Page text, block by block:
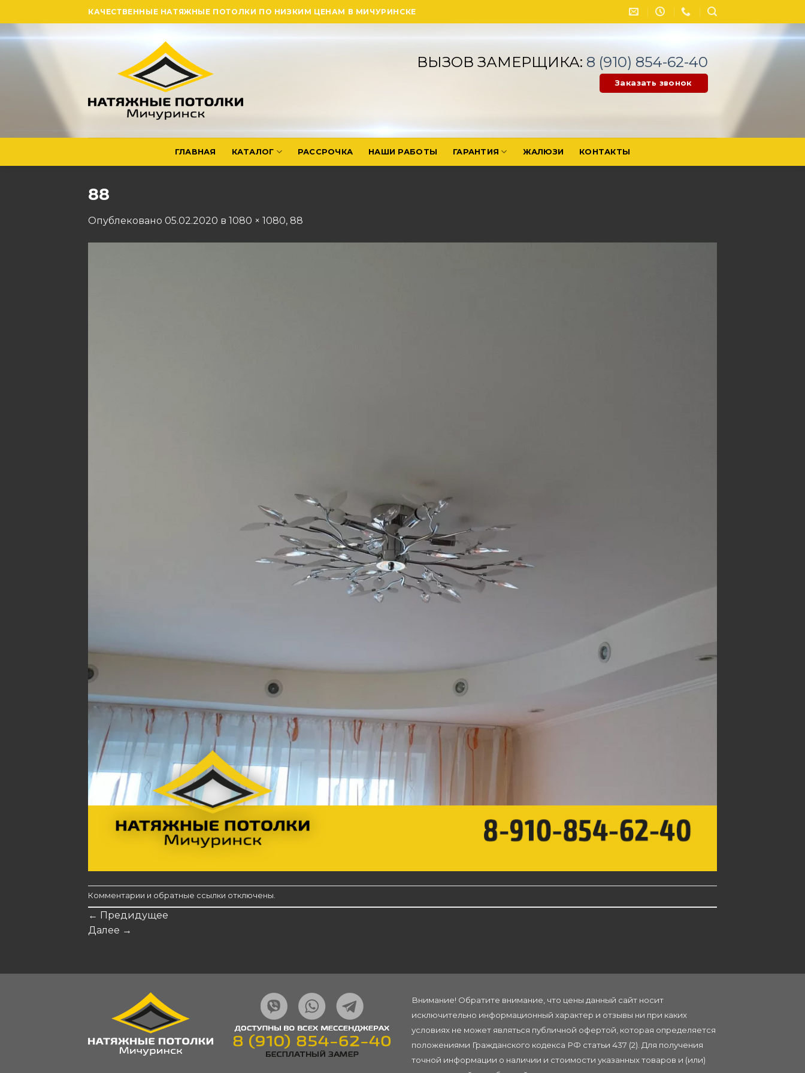
to
content
КАЧЕСТВЕННЫЕ НАТЯЖНЫЕ ПОТОЛКИ ПО НИЗКИМ ЦЕНАМ В МИЧУРИНСКЕ
ВЫЗОВ ЗАМЕРЩИКА: 8 (910) 854-62-40
Заказать звонок
ГЛАВНАЯ КАТАЛОГ РАССРОЧКА НАШИ РАБОТЫ ГАРАНТИЯ ЖАЛЮЗИ КОНТАКТЫ
88
Опублековано 05.02.2020 в 1080 × 1080, 88
Комментарии и обратные ссылки отключены.
← Предидущее
Далее →
Внимание! Обратите внимание, что цены данный сайт носит
исключительно информационный характер и отзывы ни при каких
условиях не может являться публичной офертой, которая определяется
положениями Гражданского кодекса РФ статьи 437 (2). Для получения
точной информации о наличии и стоимости указанных товаров и (или)